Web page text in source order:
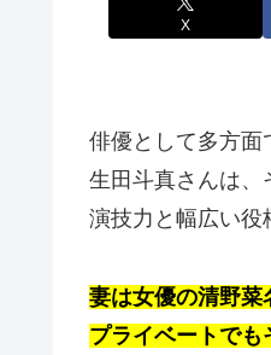
X
俳優として多方面
生田斗真さんは、
演技力と幅広い役
妻は女優の清野菜
プライベートでも